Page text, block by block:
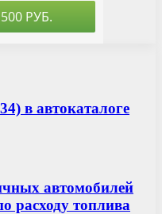
в автокаталоге
автомобилей
расходу топлива